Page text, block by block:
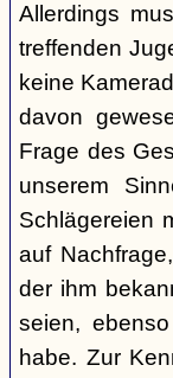
Allerdings
treffenden
keine
davon
Frage des
unserem
Schlägereien
auf
der ihm
seien,
habe. Zur